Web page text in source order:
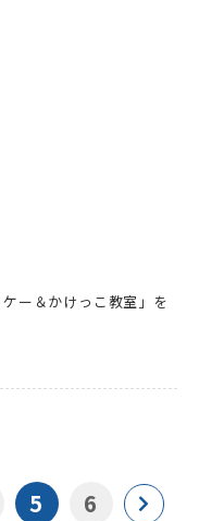
ー＆かけっこ教室」を
5 6